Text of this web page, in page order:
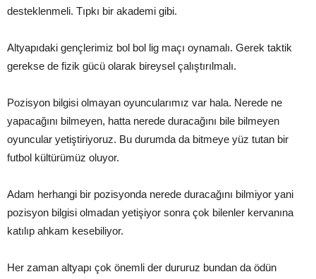
desteklenmeli. Tıpkı bir akademi gibi.
Altyapıdaki gençlerimiz bol bol lig maçı oynamalı. Gerek taktik
gerekse de fizik gücü olarak bireysel çalıştırılmalı.
Pozisyon bilgisi olmayan oyuncularımız var hala. Nerede ne
yapacağını bilmeyen, hatta nerede duracağını bile bilmeyen
oyuncular yetiştiriyoruz. Bu durumda da bitmeye yüz tutan bir
futbol kültürümüz oluyor.
Adam herhangi bir pozisyonda nerede duracağını bilmiyor yani
pozisyon bilgisi olmadan yetişiyor sonra çok bilenler kervanına
katılıp ahkam kesebiliyor.
Her zaman altyapı çok önemli der dururuz bundan da ödün